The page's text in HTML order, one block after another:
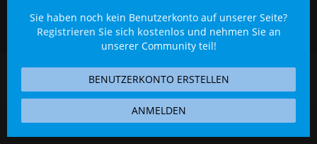
Sie haben noch kein Benutzerkonto auf unserer Seite?
Registrieren Sie sich kostenlosund nehmen Sie an
unserer Community teil!
BENUTZERKONTO ERSTELLEN
ANMELDEN